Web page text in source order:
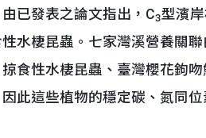
已發表之論文指出，C3型濱
水棲昆蟲。七家灣溪營養關
食性水棲昆蟲、臺灣櫻花鉤
此這些植物的穩定碳、氮同